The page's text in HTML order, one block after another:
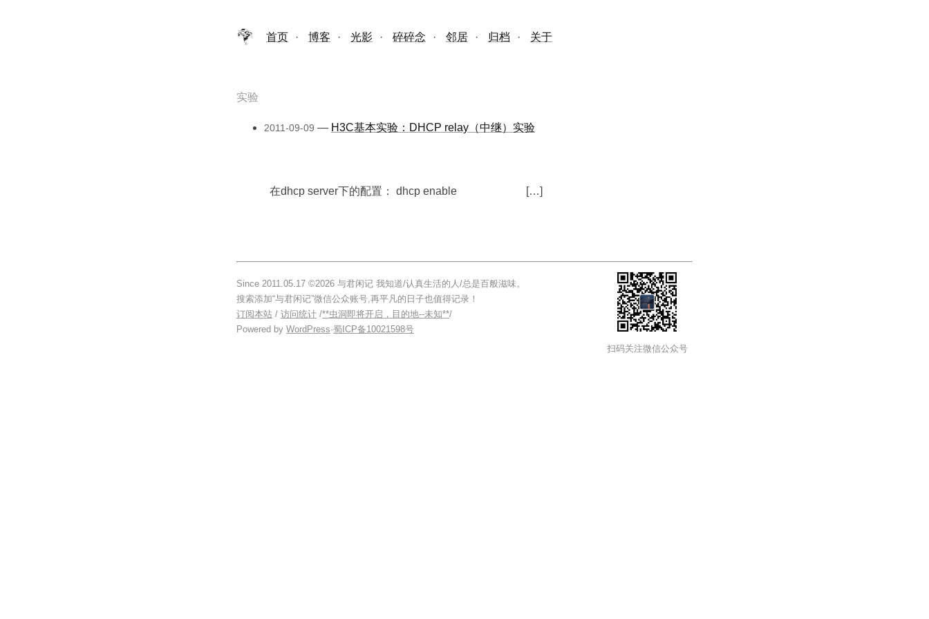
首页 · 博客 · 光影 · 碎碎念 · 邻居 · 归档 · 关于
实验
2011-09-09 — H3C基本实验：DHCP relay（中继）实验
在dhcp server下的配置： dhcp enable […]
Since 2011.05.17 ©2026 与君闲记 我知道/认真生活的人/总是百般滋味。
搜索添加“与君闲记”微信公众账号,再平凡的日子也值得记录！
订阅本站 / 访问统计 /**虫洞即将开启，目的地--未知**/
Powered by WordPress·蜀ICP备10021598号
扫码关注微信公众号